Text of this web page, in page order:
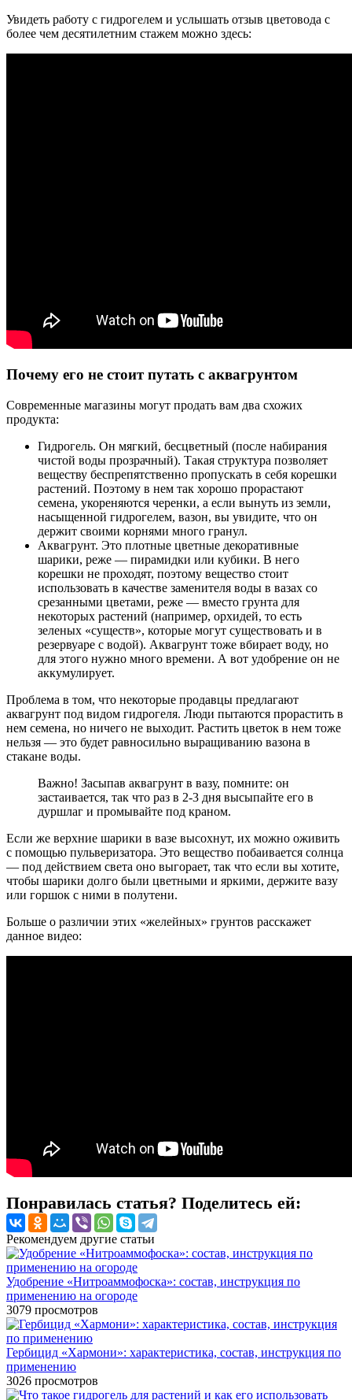
Увидеть работу с гидрогелем и услышать отзыв цветовода с
более чем десятилетним стажем можно здесь:
Почему его не стоит путать с аквагрунтом
Современные магазины могут продать вам два схожих
продукта:
Гидрогель. Он мягкий, бесцветный (после набирания
чистой воды прозрачный). Такая структура позволяет
веществу беспрепятственно пропускать в себя корешки
растений. Поэтому в нем так хорошо прорастают
семена, укореняются черенки, а если вынуть из земли,
насыщенной гидрогелем, вазон, вы увидите, что он
держит своими корнями много гранул.
Аквагрунт. Это плотные цветные декоративные
шарики, реже — пирамидки или кубики. В него
корешки не проходят, поэтому вещество стоит
использовать в качестве заменителя воды в вазах со
срезанными цветами, реже — вместо грунта для
некоторых растений (например, орхидей, то есть
зеленых «существ», которые могут существовать и в
резервуаре с водой). Аквагрунт тоже вбирает воду, но
для этого нужно много времени. А вот удобрение он не
аккумулирует.
Проблема в том, что некоторые продавцы предлагают
аквагрунт под видом гидрогеля. Люди пытаются прорастить в
нем семена, но ничего не выходит. Растить цветок в нем тоже
нельзя — это будет равносильно выращиванию вазона в
стакане воды.
Важно! Засыпав аквагрунт в вазу, помните: он
застаивается, так что раз в 2-3 дня высыпайте его в
дуршлаг и промывайте под краном.
Если же верхние шарики в вазе высохнут, их можно оживить
с помощью пульверизатора. Это вещество побаивается солнца
— под действием света оно выгорает, так что если вы хотите,
чтобы шарики долго были цветными и яркими, держите вазу
или горшок с ними в полутени.
Больше о различии этих «желейных» грунтов расскажет
данное видео:
Понравилась статья? Поделитесь ей:
Рекомендуем другие статьи
Удобрение «Нитроаммофоска»: состав, инструкция по
применению на огороде
3079 просмотров
Гербицид «Хармони»: характеристика, состав, инструкция по
применению
3026 просмотров